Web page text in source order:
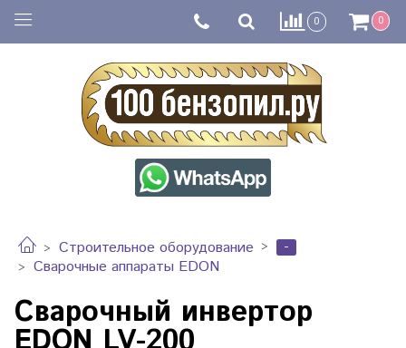
0 0
Строительное оборудование
-
Сварочные аппараты EDON
Сварочный инвертор